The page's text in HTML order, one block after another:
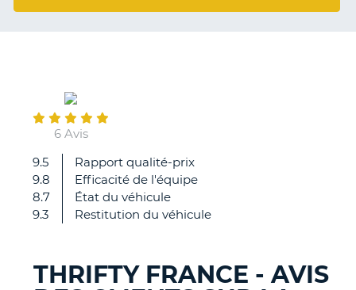
6 Avis
9.5
9.8
8.7
9.3
Rapport qualité-prix
Efficacité de l'équipe
État du véhicule
Restitution du véhicule
Bien
THRIFTY FRANCE - AVIS